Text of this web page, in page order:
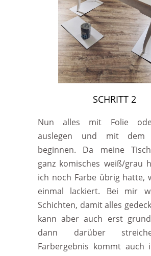
SCHRITT 2
Nun alles mit Folie
auslegen und mit dem
beginnen. Da meine
ganz komisches weiß/grau
ich noch Farbe übrig hatte,
einmal lackiert. Bei mir
Schichten, damit alles
kann aber auch erst
dann darüber
Farbergebnis kommt auch